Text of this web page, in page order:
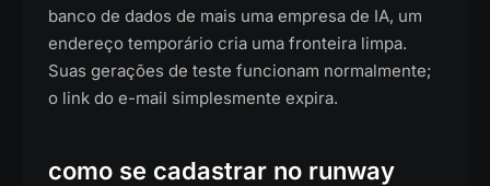
banco de dados de mais uma empresa de IA, um
endereço temporário cria uma fronteira limpa.
Suas gerações de teste funcionam normalmente;
o link do e-mail simplesmente expira.
como se cadastrar no runway